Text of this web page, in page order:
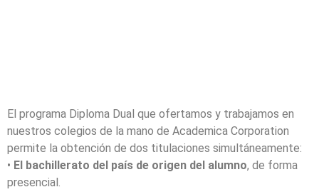
El programa Diploma Dual que ofertamos y trabajamos en
nuestros colegios de la mano de Academica Corporation
permite la obtención de dos titulaciones simultáneamente:
• El bachillerato del país de origen del alumno, de forma
presencial.